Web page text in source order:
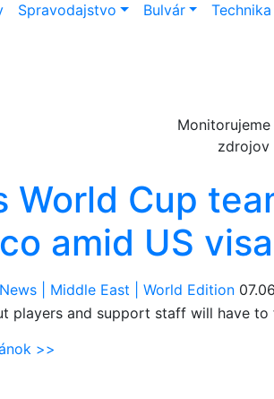
Spravodajstvo Bulvár Technika
Monitorujeme
zdrojov
World Cup
amid US
| Middle East | World Edition
players and support staff will have
>>